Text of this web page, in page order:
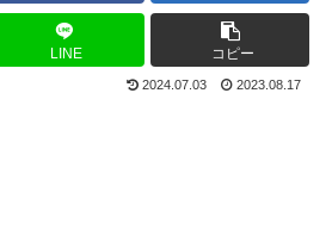
LINE コピー
2024.07.03 2023.08.17